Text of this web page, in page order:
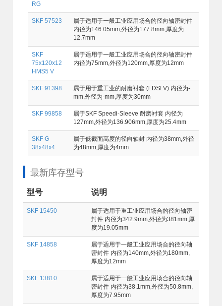
RG
SKF 57523
属于适用于一般工业应用场合的径向轴密封件
内径为146.05mm,外径为177.8mm,厚度为
12.7mm
SKF
75x120x12
HMS5 V
属于适用于一般工业应用场合的径向轴密封件
内径为75mm,外径为120mm,厚度为12mm
SKF 91398
属于用于重工业的耐磨衬套 (LDSLV) 内径为-
mm,外径为-mm,厚度为30mm
SKF 99858
属于SKF Speedi-Sleeve 耐磨衬套 内径为
127mm,外径为136.906mm,厚度为25.4mm
SKF G
38x48x4
属于低截面高度的径向轴封 内径为38mm,外径
为48mm,厚度为4mm
最新库存型号
型号 说明
SKF 15450
属于适用于重工业应用场合的径向轴密
封件 内径为342.9mm,外径为381mm,厚
度为19.05mm
SKF 14858
属于适用于一般工业应用场合的径向轴
密封件 内径为140mm,外径为180mm,
厚度为12mm
SKF 13810
属于适用于一般工业应用场合的径向轴
密封件 内径为38.1mm,外径为50.8mm,
厚度为7.95mm